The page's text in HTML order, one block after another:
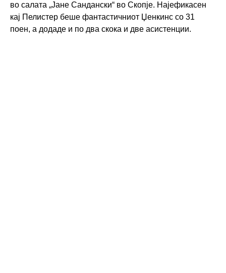
во салата „Јане Сандански“ во Скопје. Најефикасен
кај Пелистер беше фантастичниот Џенкинс со 31
поен, а додаде и по два скока и две асистенции.